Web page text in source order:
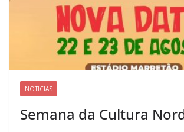
NOTICIAS
Semana da Cultura